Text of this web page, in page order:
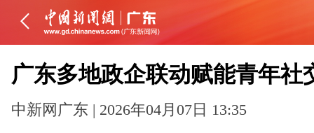
广东多地政企联动赋能青年社
中新网广东 | 2026年04月07日 13:35